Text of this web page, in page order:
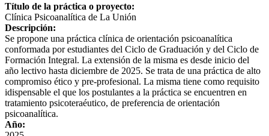
Título de la práctica o proyecto:
Clínica Psicoanalítica de La Unión
Descripción:
Se propone una práctica clínica de orientación psicoanalítica
conformada por estudiantes del Ciclo de Graduación y del Ciclo de
Formación Integral. La extensión de la misma es desde inicio del
año lectivo hasta diciembre de 2025. Se trata de una práctica de alto
compromiso ético y pre-profesional. La misma tiene como requisito
idispensable el que los postulantes a la práctica se encuentren en
tratamiento psicoteraéutico, de preferencia de orientación
psicoanalítica.
Año: